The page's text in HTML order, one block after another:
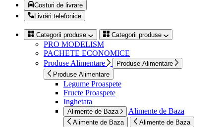
Costuri de livrare
Livrări telefonice
Categorii produse Categorii produse
PRO MODELISM
PACHETE ECONOMICE
Produse Alimentare
Produse Alimentare
Produse Alimentare
Legume Proaspete
Fructe Proaspete
Inghetata
Alimente de Baza Alimente de Baza
Alimente de Baza Alimente de Baza